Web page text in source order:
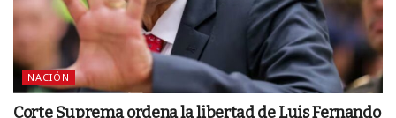
NACIÓN
Corte Suprema ordena la libertad de Luis Fernando